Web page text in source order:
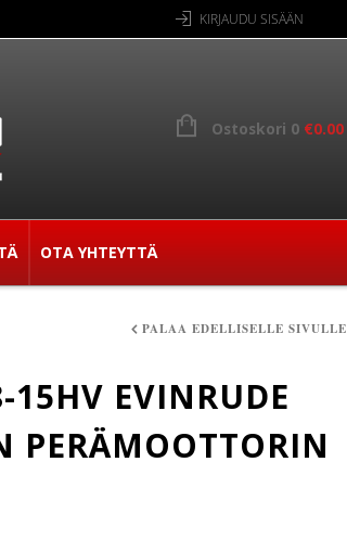
KIRJAUDU SISÄÄN
Ostoskori 0 €0.00
OTA YHTEYTTÄ
PALAA EDELLISELLE SIVULLE
15HV EVINRUDE
PERÄMOOTTORIN